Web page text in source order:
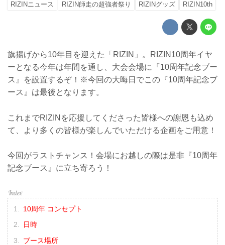
RIZINニュース RIZIN師走の超強者祭り RIZINグッズ RIZIN10th
旗揚げから10年目を迎えた「RIZIN」。RIZIN10周年イヤ
ーとなる今年は年間を通し、大会会場に『10周年記念ブー
ス』を設置するぞ！※今回の大晦日でこの『10周年記念ブ
ース』は最後となります。
これまでRIZINを応援してくださった皆様への謝恩も込め
て、より多くの皆様が楽しんでいただける企画をご用意！
今回がラストチャンス！会場にお越しの際は是非『10周年
記念ブース』に立ち寄ろう！
10周年 コンセプト
日時
ブース場所